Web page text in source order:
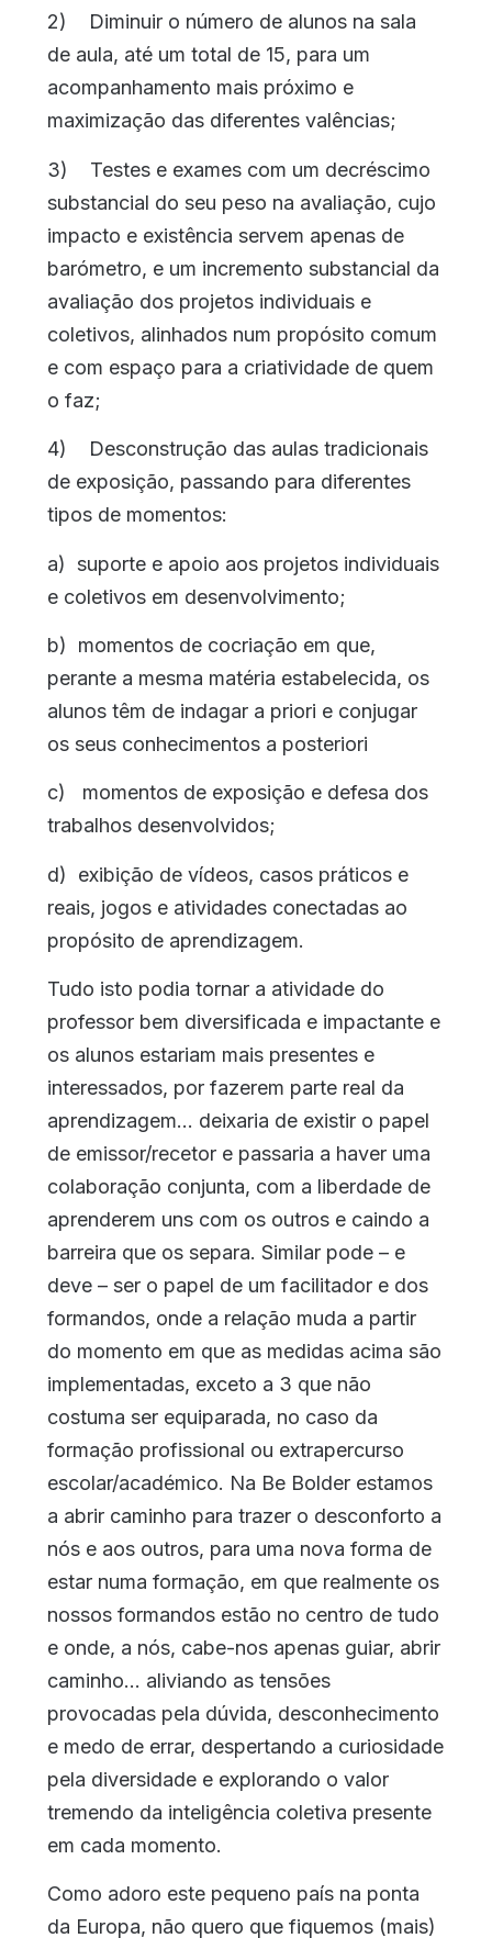
2) Diminuir o número de alunos na sala
de aula, até um total de 15, para um
acompanhamento mais próximo e
maximização das diferentes valências;
3) Testes e exames com um decréscimo
substancial do seu peso na avaliação, cujo
impacto e existência servem apenas de
barómetro, e um incremento substancial da
avaliação dos projetos individuais e
coletivos, alinhados num propósito comum
e com espaço para a criatividade de quem
o faz;
4) Desconstrução das aulas tradicionais
de exposição, passando para diferentes
tipos de momentos:
a) suporte e apoio aos projetos individuais
e coletivos em desenvolvimento;
b) momentos de cocriação em que,
perante a mesma matéria estabelecida, os
alunos têm de indagar a priori e conjugar
os seus conhecimentos a posteriori
c) momentos de exposição e defesa dos
trabalhos desenvolvidos;
d) exibição de vídeos, casos práticos e
reais, jogos e atividades conectadas ao
propósito de aprendizagem.
Tudo isto podia tornar a atividade do
professor bem diversificada e impactante e
os alunos estariam mais presentes e
interessados, por fazerem parte real da
aprendizagem… deixaria de existir o papel
de emissor/recetor e passaria a haver uma
colaboração conjunta, com a liberdade de
aprenderem uns com os outros e caindo a
barreira que os separa. Similar pode – e
deve – ser o papel de um facilitador e dos
formandos, onde a relação muda a partir
do momento em que as medidas acima são
implementadas, exceto a 3 que não
costuma ser equiparada, no caso da
formação profissional ou extrapercurso
escolar/académico. Na Be Bolder estamos
a abrir caminho para trazer o desconforto a
nós e aos outros, para uma nova forma de
estar numa formação, em que realmente os
nossos formandos estão no centro de tudo
e onde, a nós, cabe-nos apenas guiar, abrir
caminho… aliviando as tensões
provocadas pela dúvida, desconhecimento
e medo de errar, despertando a curiosidade
pela diversidade e explorando o valor
tremendo da inteligência coletiva presente
em cada momento.
Como adoro este pequeno país na ponta
da Europa, não quero que fiquemos (mais)